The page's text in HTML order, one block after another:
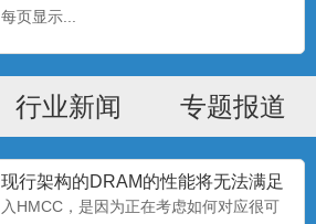
每页显示...
行业新闻 专题报道
现行架构的DRAM的性能将无法满足
处理器的需要
入HMCC，是因为正在考虑如何对应很可